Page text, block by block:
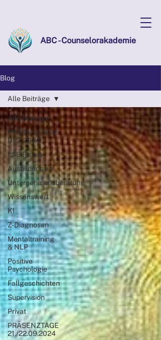
ABC - Counselorakademie
Blog
Alle Beiträge
PRÄSENZTAGE
DEZ 2024
LSB Praxis
Ausbildungen
Unternehmensberatung
Wissenswert
KI
Z-Diagnosen
Mentaltraining
& NLP
Positive
Psychologie
Fallgeschichten
Supervision
Privat
PRÄSENZTAGE
21./22.09.2024
Alle Beiträge